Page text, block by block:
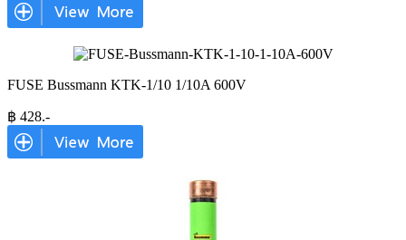
FUSE Bussmann KTK-1/10 1/10A 600V
฿ 428.-